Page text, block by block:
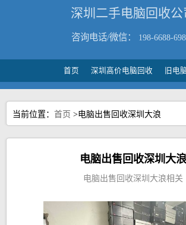
深圳二手电脑回收公
咨询电话/微信： 198-6688-
首页 深圳高价电脑回收 旧电
当前位置： 首页 >电脑出售回收深圳大浪
电脑出售回收深圳大浪
电脑出售回收深圳大浪相关